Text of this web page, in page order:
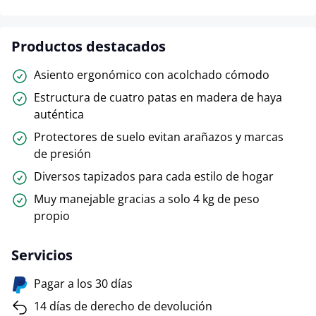
Productos destacados
Asiento ergonómico con acolchado cómodo
Estructura de cuatro patas en madera de haya
auténtica
Protectores de suelo evitan arañazos y marcas
de presión
Diversos tapizados para cada estilo de hogar
Muy manejable gracias a solo 4 kg de peso
propio
Servicios
Pagar a los 30 días
14 días de derecho de devolución